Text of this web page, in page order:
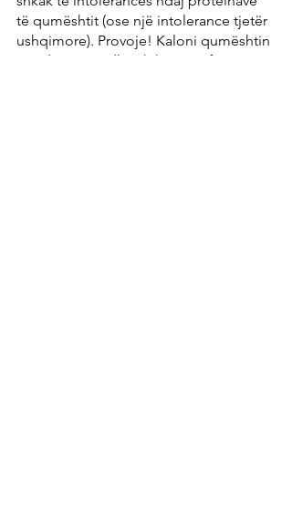
të qumështit (ose një intolerance tjetër
ushqimore). Provoje! Kaloni qumështin
për disa muaj dhe shikoni që fëmija